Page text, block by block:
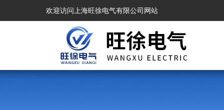
欢迎访问上海旺徐电气有限公司网站